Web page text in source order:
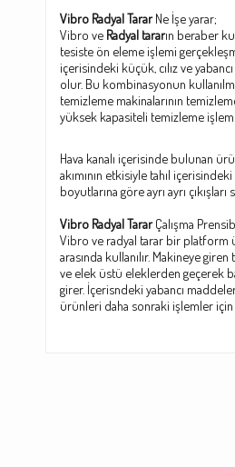
Vibro Radyal TararNe İşe yarar;
Vibro ve Radyal tararın beraber
tesiste ön eleme işlemi
içerisindeki küçük, cılız ve
olur. Bu kombinasyonun
temizleme makinalarının
yüksek kapasiteli temizleme
Hava kanalı içerisinde bulunan
akımının etkisiyle tahıl
boyutlarına göre ayrı ayrı çıkışları
Vibro Radyal TararÇalışma
Vibro ve radyal tarar bir platform
arasında kullanılır. Makineye
ve elek üstü eleklerden geçerek
girer. İçerisndeki yabancı
ürünleri daha sonraki işlemler için